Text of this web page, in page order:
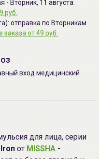
Вторник, 11 августа.
руб.
отправка по Вторникам
от 49 руб.
вход медицинский
для лица, серии
от MISSHA -